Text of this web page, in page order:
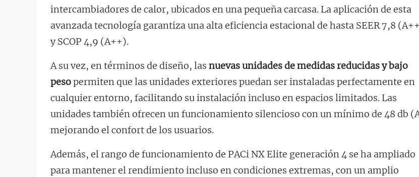
intercambiadores de calor, ubicados en una pequeña carcasa. La aplicación de esta
avanzada tecnología garantiza una alta eficiencia estacional de hasta SEER 7,8
y SCOP 4,9 (A++).
A su vez, en términos de diseño, las nuevas unidades de medidas reducidas y bajo
pesopermiten que las unidades exteriores puedan ser instaladas perfectamente en
cualquier entorno, facilitando su instalación incluso en espacios limitados. Las
unidades también ofrecen un funcionamiento silencioso con un mínimo de 48 db
mejorando el confort de los usuarios.
Además, el rango de funcionamiento de PACi NX Elite generación 4 se ha ampliado
para mantener el rendimiento incluso en condiciones extremas, con un amplio